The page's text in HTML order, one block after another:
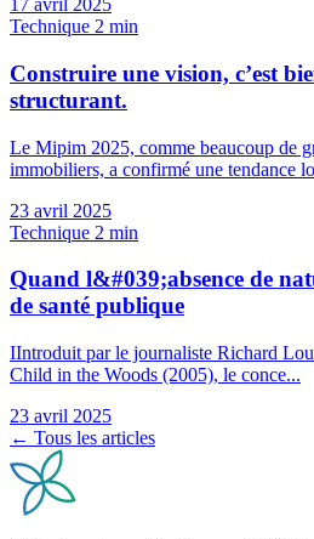
17 avril 2025
Technique 2 min
Construire une vision, c’est
structurant.
Le Mipim 2025, comme beaucoup de
immobiliers, a confirmé une tendance
23 avril 2025
Technique 2 min
Quand l&#039;absence de
de santé publique
IIntroduit par le journaliste Richard
Child in the Woods (2005), le conce...
23 avril 2025
← Tous les articles